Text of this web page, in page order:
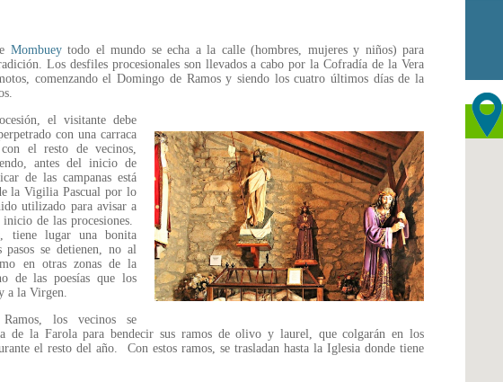
Mombueytodo el mundo se echa a la calle (hombres, mujeres y niños) para
Los desfiles procesionales son llevados a cabo por la Cofradía de la Vera
comenzando el Domingo de Ramos y siendo los cuatro últimos días de la
el visitante debe
con una carraca
el resto de vecinos,
antes del inicio de
de las campanas está
la Vigilia Pascual por lo
utilizado para avisar a
de las procesiones.
tiene lugar una bonita
se detienen, no al
en otras zonas de la
de las poesías que los
a la Virgen.
los vecinos se
de la Farola para bendecir sus ramos de olivo y laurel, que colgarán en los
el resto del año. Con estos ramos, se trasladan hasta la Iglesia donde tiene